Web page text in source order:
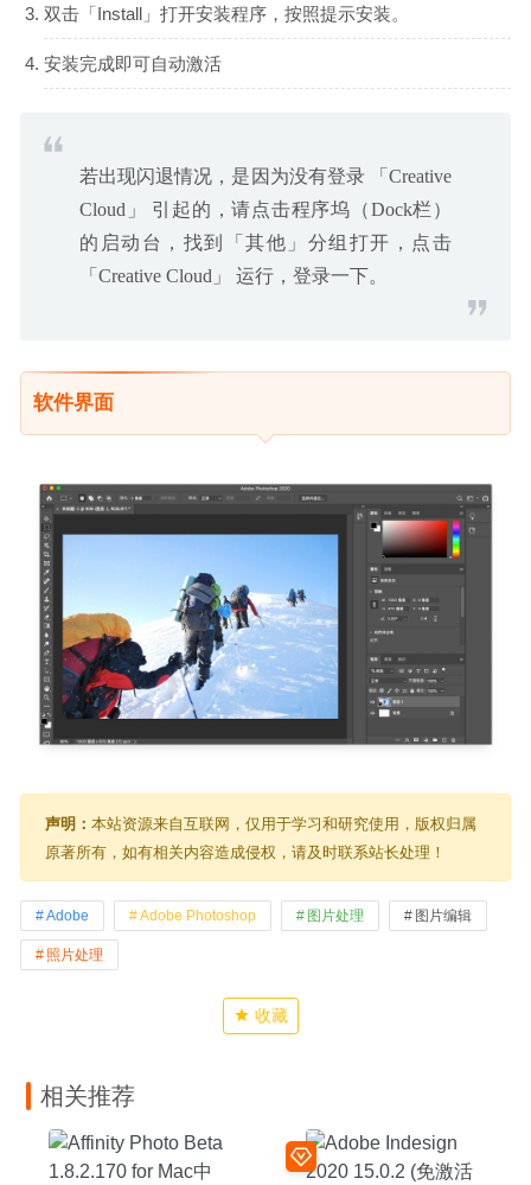
双击「Install」打开安装程序，按照提示安装。
安装完成即可自动激活
若出现闪退情况，是因为没有登录 「Creative
Cloud」 引起的，请点击程序坞（Dock栏）
的启动台，找到「其他」分组打开，点击
「Creative Cloud」 运行，登录一下。
软件界面
声明： 本站资源来自互联网，仅用于学习和研究使用，版权归属
原著所有，如有相关内容造成侵权，请及时联系站长处理！
Adobe Adobe Photoshop 图片处理 图片编辑
照片处理
收藏
相关推荐